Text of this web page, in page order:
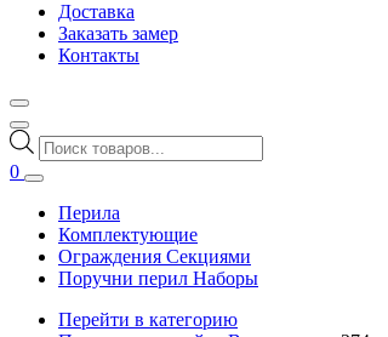
Доставка
Заказать замер
Контакты
Поиск
товаров
0
Перила
Комплектующие
Ограждения Секциями
Поручни перил Наборы
Перейти в категорию